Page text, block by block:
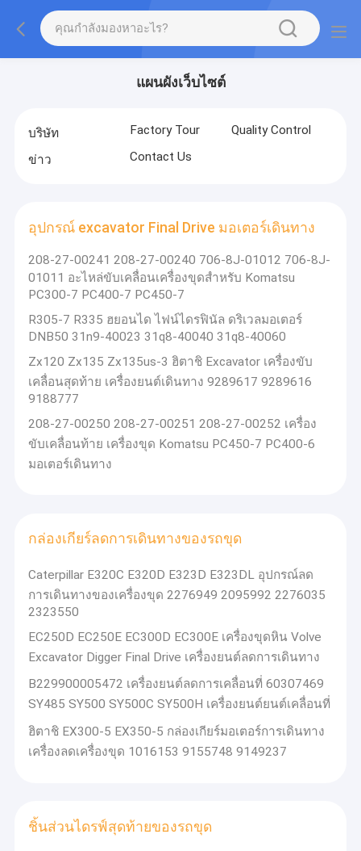
แผนผังเว็บไซต์
บริษัท Factory Tour Quality Control
ข่าว Contact Us
อุปกรณ์ excavator Final Drive มอเตอร์เดินทาง
208-27-00241 208-27-00240 706-8J-01012 706-8J-
01011 อะไหล่ขับเคลื่อนเครื่องขุดสําหรับ Komatsu
PC300-7 PC400-7 PC450-7
R305-7 R335 ฮยอนได ไฟน์ไดรฟินัล ดริเวลมอเตอร์
DNB50 31n9-40023 31q8-40040 31q8-40060
Zx120 Zx135 Zx135us-3 ฮิตาชิ Excavator เครื่องขับ
เคลื่อนสุดท้าย เครื่องยนต์เดินทาง 9289617 9289616
9188777
208-27-00250 208-27-00251 208-27-00252 เครื่อง
ขับเคลื่อนท้าย เครื่องขุด Komatsu PC450-7 PC400-6
มอเตอร์เดินทาง
กล่องเกียร์ลดการเดินทางของรถขุด
Caterpillar E320C E320D E323D E323DL อุปกรณ์ลด
การเดินทางของเครื่องขุด 2276949 2095992 2276035
2323550
EC250D EC250E EC300D EC300E เครื่องขุดหิน Volve
Excavator Digger Final Drive เครื่องยนต์ลดการเดินทาง
B229900005472 เครื่องยนต์ลดการเคลื่อนที่ 60307469
SY485 SY500 SY500C SY500H เครื่องยนต์ยนต์เคลื่อนที่
ฮิตาชิ EX300-5 EX350-5 กล่องเกียร์มอเตอร์การเดินทาง
เครื่องลดเครื่องขุด 1016153 9155748 9149237
ชิ้นส่วนไดรฟ์สุดท้ายของรถขุด